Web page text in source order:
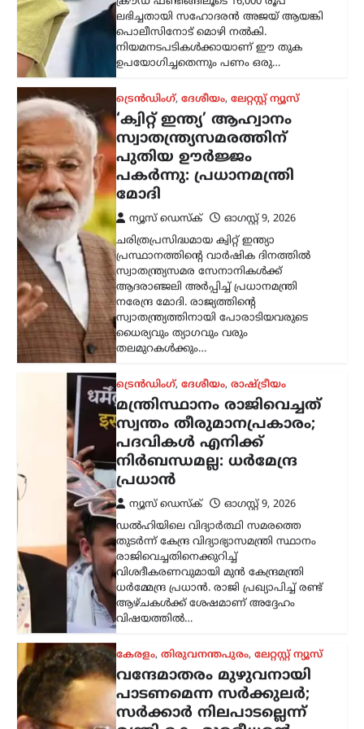
ട്രെൻഡിംഗ് ,ദേശീയം,ലേറ്റസ്റ്റ് ന്യൂസ്
‘ക്വിറ്റ് ഇന്ത്യ’ ആഹ്വാനം
സ്വാതന്ത്ര്യസമരത്തിന്
പുതിയ ഊർജ്ജം
പകർന്നു: പ്രധാനമന്ത്രി
മോദി
ന്യൂസ് ഡെസ്ക്
ഓഗസ്റ്റ്‌ 9, 2026
ചരിത്രപ്രസിദ്ധമായ ക്വിറ്റ് ഇന്ത്യാ
പ്രസ്ഥാനത്തിന്റെ വാർഷിക ദിനത്തിൽ
സ്വാതന്ത്ര്യസമര സേനാനികൾക്ക്
നരേന്ദ്ര മോദി. രാജ്യത്തിന്റെ
സ്വാതന്ത്ര്യത്തിനായി പോരാടിയവരുടെ
ധൈര്യവും ത്യാഗവും വരും
തലമുറകൾക്കും…
ട്രെൻഡിംഗ്,ദേശീയം,രാഷ്ട്രീയം
മന്ത്രിസ്ഥാനം രാജിവെച്ചത്
സ്വന്തം തീരുമാനപ്രകാരം;
പദവികൾ എനിക്ക്
നിർബന്ധമല്ല: ധർമേന്ദ്ര
പ്രധാൻ
ന്യൂസ് ഡെസ്ക്
ഓഗസ്റ്റ്‌ 9, 2026
ഡൽഹിയിലെ വിദ്യാർത്ഥി സമരത്തെ
തുടർന്ന് കേന്ദ്ര വിദ്യാഭ്യാസമന്ത്രി സ്ഥാനം
രാജിവെച്ചതിനെക്കുറിച്ച്
വിശദീകരണവുമായി മുൻ കേന്ദ്രമന്ത്രി
ധർമ്മേന്ദ്ര പ്രധാൻ. രാജി പ്രഖ്യാപിച്ച് രണ്ട്
ആഴ്ചകൾക്ക് ശേഷമാണ് അദ്ദേഹം
വിഷയത്തിൽ…
കേരളം,തിരുവനന്തപുരം ,ലേറ്റസ്റ്റ് ന്യൂസ്
വന്ദേമാതരം മുഴുവനായി
പാടണമെന്ന സർക്കുലർ;
സർക്കാർ നിലപാടല്ലെന്ന്
മന്ത്രി കെ. മുരളീധരൻ
ന്യൂസ് ഡെസ്ക്
ഓഗസ്റ്റ്‌ 9, 2026
സ്വാതന്ത്ര്യദിനാഘോഷങ്ങളുടെ ഭാഗമായി
നടക്കുന്ന ചടങ്ങുകളിൽ വന്ദേമാതരം